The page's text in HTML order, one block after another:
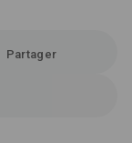
Partager